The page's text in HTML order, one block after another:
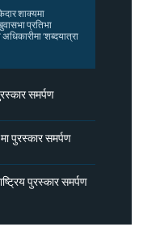
शाक्यमा
प्रतिभा
‘शब्दयात्रा
समर्पण
पुरस्कार समर्पण
पुरस्कार समर्पण